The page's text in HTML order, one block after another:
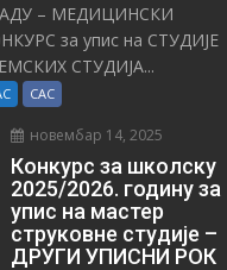
– МЕДИЦИНСКИ
за упис на СТУДИЈЕ
СТУДИЈА...
САС
новембар 14, 2025
Конкурс за школску
2025/⁠2026. годину за
упис на мастер
струковне студије –
ДРУГИ УПИСНИ РОК